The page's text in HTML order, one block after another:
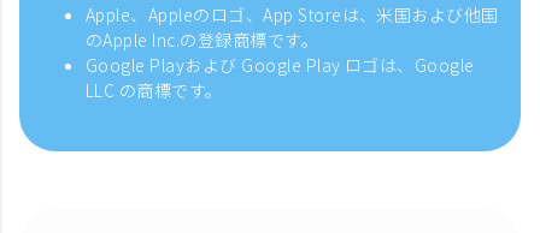
Apple、Appleのロゴ、App Storeは、米国および他国
のApple Inc.の登録商標です。
Google Playおよび Google Play ロゴは、Google
LLC の商標です。